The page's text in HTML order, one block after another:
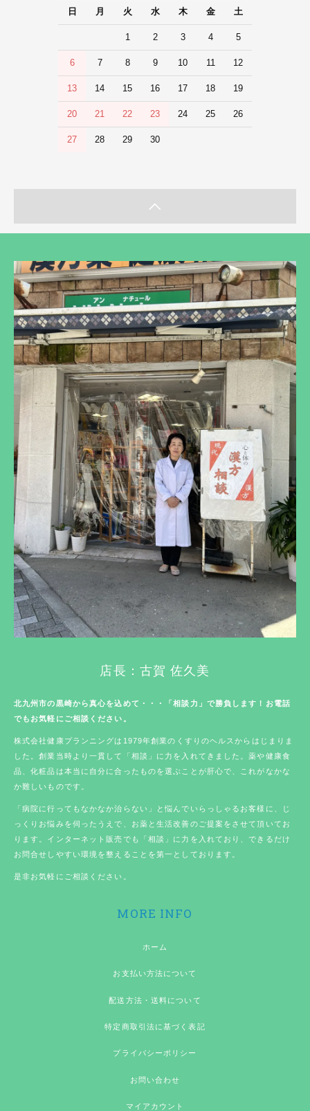
日
月 火 水 木 金 土
1 2 3 4 5
6 7 8 9 10 11 12
13 14 15 16 17 18 19
20 21 22 23 24 25 26
27 28 29 30
店長：古賀 佐久美
北九州市の黒崎から真心を込めて・・・「相談力」で勝負します！お電話
でもお気軽にご相談ください。
株式会社健康プランニングは1979年創業のくすりのヘルスからはじまりま
した。創業当時より一貫して「相談」に力を入れてきました。薬や健康食
品、化粧品は本当に自分に合ったものを選ぶことが肝心で、これがなかな
か難しいものです。
「病院に行ってもなかなか治らない」と悩んでいらっしゃるお客様に、じ
っくりお悩みを伺ったうえで、お薬と生活改善のご提案をさせて頂いてお
ります。インターネット販売でも「相談」に力を入れており、できるだけ
お問合せしやすい環境を整えることを第一としております。
是非お気軽にご相談ください。
MORE INFO
ホーム
お支払い方法について
配送方法・送料について
特定商取引法に基づく表記
プライバシーポリシー
お問い合わせ
マイアカウント